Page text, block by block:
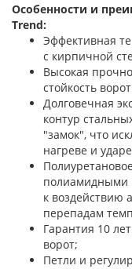
Особенности и
Trend:
Эффективная
с кирпичной
Высокая
стойкость
Долговечная
контур
"замок", что
нагреве и
полиамидными
к воздействию
перепадам
Гарантия 10
ворот;
Петли и